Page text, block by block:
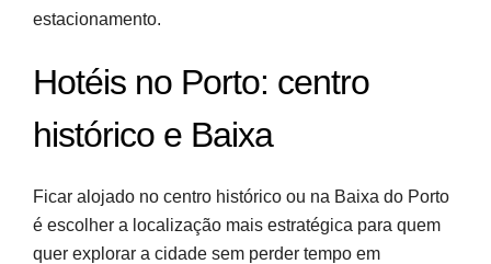
estacionamento.
Hotéis no Porto: centro
histórico e Baixa
Ficar alojado no centro histórico ou na Baixa do Porto
é escolher a localização mais estratégica para quem
quer explorar a cidade sem perder tempo em